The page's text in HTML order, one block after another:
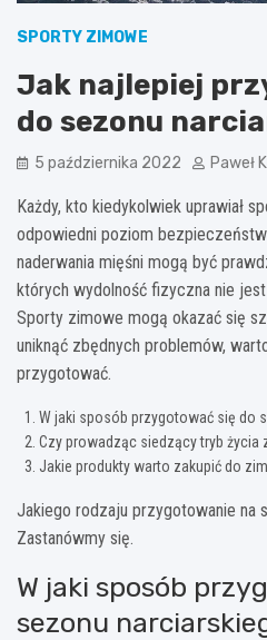
SPORTY ZIMOWE
Jak najlepiej
do sezonu
5 października 2022 Paweł
Każdy, kto kiedykolwiek uprawiał
odpowiedni poziom
naderwania mięśni mogą być
których wydolność fizyczna nie
Sporty zimowe mogą okazać się
uniknąć zbędnych problemów,
przygotować.
W jaki sposób przygotować się do
Czy prowadząc siedzący tryb życia
Jakie produkty warto zakupić do
Jakiego rodzaju przygotowanie na
Zastanówmy się.
W jaki sposób
sezonu